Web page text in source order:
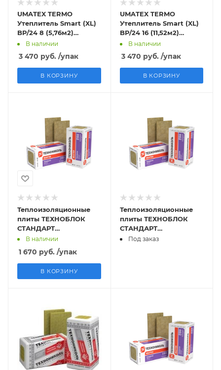
UMATEX TERMO
Утеплитель Smart (XL)
BP/24 8 (5,76м2)
пл.30кг/м3
1200х600х100мм (0,576
м3)
В наличии
3 470 руб. /упак
В КОРЗИНУ
UMATEX TERMO
Утеплитель Smart (XL)
BP/24 16 (11,52м2)
пл.30кг/м3
1200х600х50мм (0,576
м3)
В наличии
3 470 руб. /упак
В КОРЗИНУ
Теплоизоляционные
плиты ТЕХНОБЛОК
СТАНДАРТ
1200х600х50мм
В наличии
1 670 руб. /упак
В КОРЗИНУ
Теплоизоляционные
плиты ТЕХНОБЛОК
СТАНДАРТ
1200х600х100мм
Под заказ